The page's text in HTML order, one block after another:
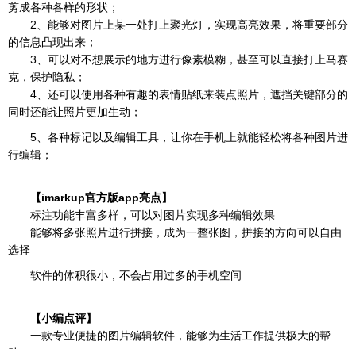
剪成各种各样的形状；
2、能够对图片上某一处打上聚光灯，实现高亮效果，将重要部分
的信息凸现出来；
3、可以对不想展示的地方进行像素模糊，甚至可以直接打上马赛
克，保护隐私；
4、还可以使用各种有趣的表情贴纸来装点照片，遮挡关键部分的
同时还能让照片更加生动；
5、各种标记以及编辑工具，让你在手机上就能轻松将各种图片进
行编辑；
【imarkup官方版app亮点】
标注功能丰富多样，可以对图片实现多种编辑效果
能够将多张照片进行拼接，成为一整张图，拼接的方向可以自由
选择
软件的体积很小，不会占用过多的手机空间
【小编点评】
一款专业便捷的图片编辑软件，能够为生活工作提供极大的帮